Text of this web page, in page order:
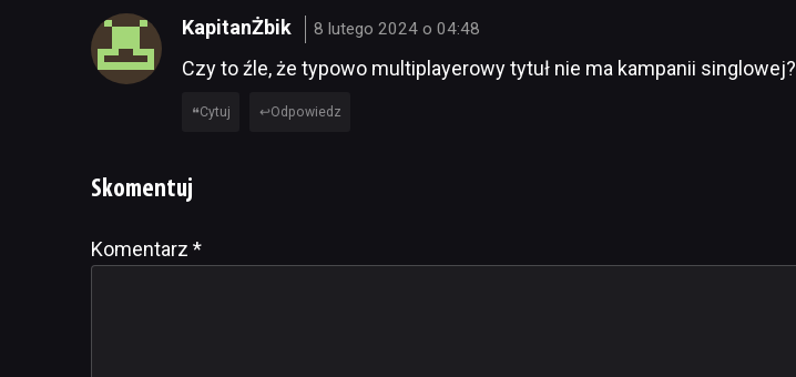
KapitanŻbik 8 lutego 2024 o 04:48
Czy to źle, że typowo multiplayerowy tytuł nie ma kampanii singlowej?
Cytuj Odpowiedz
Skomentuj
Komentarz *
Alternative: